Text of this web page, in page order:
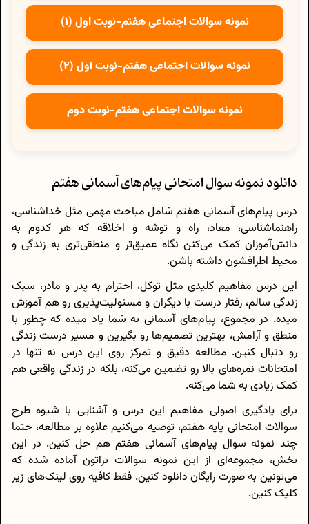
نمونه سوالات اجتماعی هفتم-نوبت اول (1)
نمونه سوالات اجتماعی هفتم-نوبت اول (2)
نمونه سوالات اجتماعی هفتم-نوبت دوم
دانلود نمونه سوال امتحانی پیام‌های آسمانی هفتم
درس پیام‌های آسمانی هفتم شامل مباحث مهمی مثل خداشناسی،
راهنماشناسی، معاد، راه و توشه و اخلاقه که هر کدوم به
دانش‌آموزان کمک می‌کنن نگاه عمیق‌تر و منطقی‌تری به زندگی و
محیط اطرافشون داشته باشن.
این درس مفاهیم کلیدی مثل توکل، احترام به پدر و مادر، سبک
زندگی سالم، رفتار درست با دیگران و مسئولیت‌پذیری رو هم آموزش
میده. در مجموع، پیام‌های آسمانی به شما یاد میده که چطور با
منطق و آرامش، بهترین تصمیم‌ها رو بگیرین و مسیر درست زندگی
رو دنبال کنین. مطالعه دقیق و تمرکز روی این درس نه تنها در
امتحانات نمره‌های بالا رو تضمین می‌کنه، بلکه در زندگی واقعی هم
کمک زیادی به شما می‌کنه.
برای یادگیری اصولی مفاهیم این درس و آشنایی با شیوه طرح
سوالات امتحانی پایه هفتم، توصیه می‌کنیم علاوه بر مطالعه، حتما
چند نمونه سوال پیام‌های آسمانی هفتم هم حل کنین. در این
بخش، مجموعه‌ای از این نمونه سوالات براتون آماده شده که
می‌تونین به صورت رایگان دانلود کنین. فقط کافیه روی لینک‌های زیر
کلیک کنین.